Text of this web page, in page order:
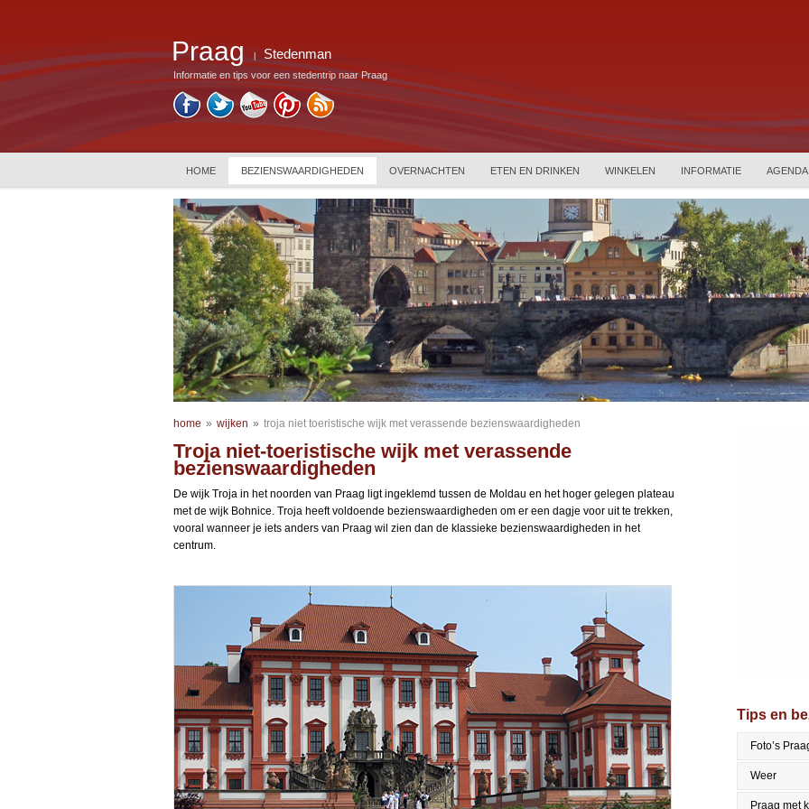
Praag Stedenman
Informatie en tips voor een stedentrip naar Praag
HOME BEZIENSWAARDIGHEDEN OVERNACHTEN ETEN EN DRINKEN WINKELEN INFORMATIE AGENDA
home » wijken » troja niet toeristische wijk met verassende bezienswaardigheden
Troja niet-toeristische wijk met verassende
bezienswaardigheden
De wijk Troja in het noorden van Praag ligt ingeklemd tussen de Moldau en het hoger gelegen plateau
met de wijk Bohnice. Troja heeft voldoende bezienswaardigheden om er een dagje voor uit te trekken,
vooral wanneer je iets anders van Praag wil zien dan de klassieke bezienswaardigheden in het
centrum.
Tips en
Foto’s
Weer
Praag met